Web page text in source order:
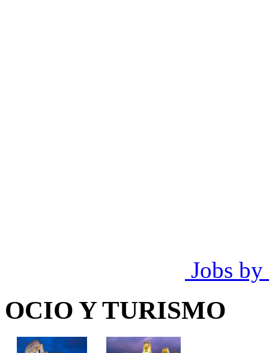
Jobs by
OCIO Y TURISMO